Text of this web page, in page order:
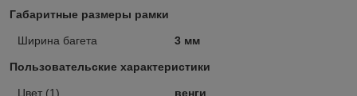
Габаритные размеры рамки
Ширина багета 3 мм
Пользовательские характеристики
Цвет (1) венги